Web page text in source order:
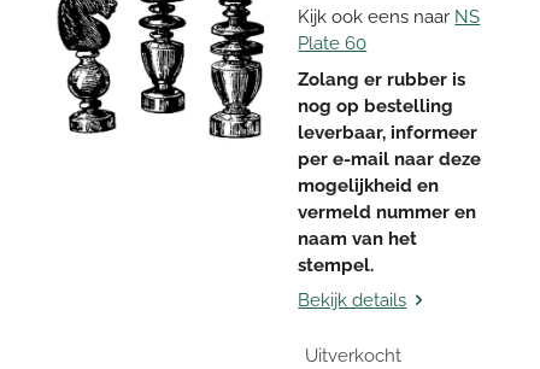
Kijk ook eens naar NS
Plate 60
Zolang er rubber is
nog op bestelling
leverbaar, informeer
per e-mail naar deze
mogelijkheid en
vermeld nummer en
naam van het
stempel.
Bekijk details
Uitverkocht